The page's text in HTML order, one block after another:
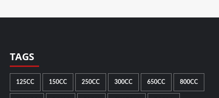
TAGS
125CC 150CC 250CC 300CC 650CC 800CC